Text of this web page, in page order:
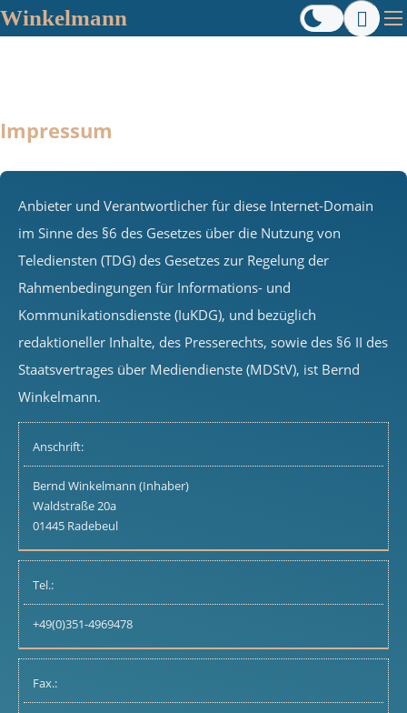
Winkelmann
Impressum
Anbieter und Verantwortlicher für diese Internet-Domain
im Sinne des §6 des Gesetzes über die Nutzung von
Telediensten (TDG) des Gesetzes zur Regelung der
Rahmenbedingungen für Informations- und
Kommunikationsdienste (IuKDG), und bezüglich
redaktioneller Inhalte, des Presserechts, sowie des §6 II des
Staatsvertrages über Mediendienste (MDStV), ist Bernd
Winkelmann.
Anschrift:
Bernd Winkelmann (Inhaber)
Waldstraße 20a
01445 Radebeul
Tel.:
+49(0)351-4969478
Fax.: